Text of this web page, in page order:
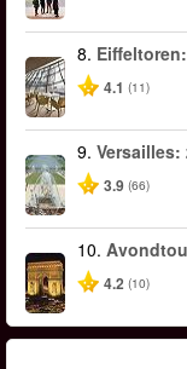
8.
4.1 (11)
9.
3.9 (66)
10.
4.2 (10)